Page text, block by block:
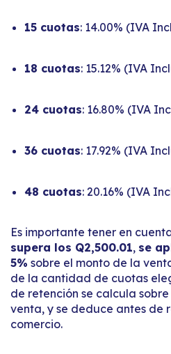
15 cuotas: 14.00% (IVA
18 cuotas: 15.12% (IVA
24 cuotas: 16.80% (IVA
36 cuotas: 17.92% (IVA
48 cuotas: 20.16% (IVA
Es importante tener en
supera los Q2,500.01, se
5% sobre el monto de la
de la cantidad de cuotas
de retención se calcula
venta, y se deduce antes de
comercio.